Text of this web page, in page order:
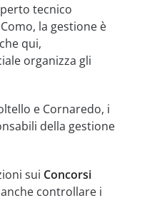
tecnico
la gestione è
qui,
organizza gli
e Cornaredo, i
della gestione
sui Concorsi
controllare i